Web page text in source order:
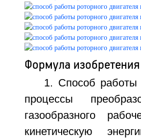
Формула изобретения
1. Способ работы
процессы
газообразного
кинетическую